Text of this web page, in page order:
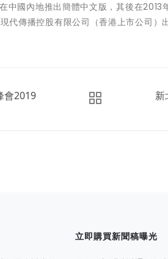
中國內地推出簡體中文版，其後在
代傳播控股有限公司（香港上市公司）
會2019 新
立即購買新聞稿曝光